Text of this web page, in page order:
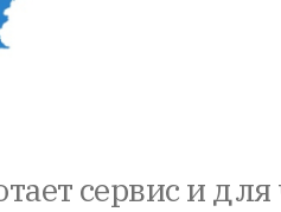
сервис и